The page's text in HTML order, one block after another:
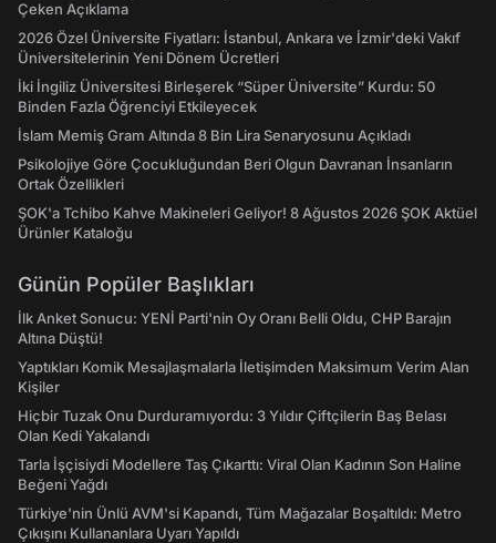
Çeken Açıklama
2026 Özel Üniversite Fiyatları: İstanbul, Ankara ve İzmir'deki Vakıf
Üniversitelerinin Yeni Dönem Ücretleri
İki İngiliz Üniversitesi Birleşerek “Süper Üniversite” Kurdu: 50
Binden Fazla Öğrenciyi Etkileyecek
İslam Memiş Gram Altında 8 Bin Lira Senaryosunu Açıkladı
Psikolojiye Göre Çocukluğundan Beri Olgun Davranan İnsanların
Ortak Özellikleri
ŞOK'a Tchibo Kahve Makineleri Geliyor! 8 Ağustos 2026 ŞOK Aktüel
Ürünler Kataloğu
Günün Popüler Başlıkları
İlk Anket Sonucu: YENİ Parti'nin Oy Oranı Belli Oldu, CHP Barajın
Altına Düştü!
Yaptıkları Komik Mesajlaşmalarla İletişimden Maksimum Verim Alan
Kişiler
Hiçbir Tuzak Onu Durduramıyordu: 3 Yıldır Çiftçilerin Baş Belası
Olan Kedi Yakalandı
Tarla İşçisiydi Modellere Taş Çıkarttı: Viral Olan Kadının Son Haline
Beğeni Yağdı
Türkiye'nin Ünlü AVM'si Kapandı, Tüm Mağazalar Boşaltıldı: Metro
Çıkışını Kullananlara Uyarı Yapıldı